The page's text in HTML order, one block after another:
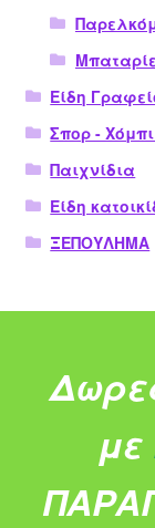
Είδη
Σπορ -
Παιχνίδια
Είδη
ΞΕΠΟΥΛΗΜΑ
με